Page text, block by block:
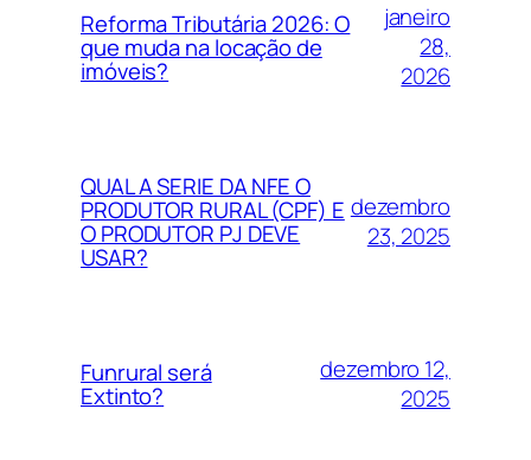
Reforma Tributária 2026: O
que muda na locação de
imóveis?
janeiro
28,
2026
QUAL A SERIE DA NFE O
PRODUTOR RURAL (CPF) E
O PRODUTOR PJ DEVE
USAR?
dezembro
23, 2025
Funrural será
Extinto?
dezembro 12,
2025